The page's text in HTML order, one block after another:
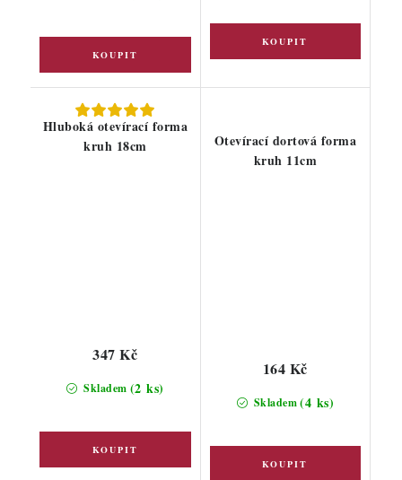
Hluboká otevírací forma
kruh 18cm
Skladem (2 ks)
347 Kč
Otevírací dortová forma
kruh 11cm
Skladem(4 ks)
164 Kč